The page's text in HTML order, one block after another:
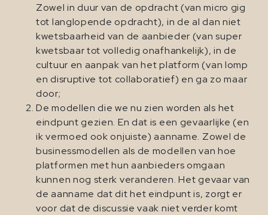
Zowel in duur van de opdracht (van micro gig
tot langlopende opdracht), in de al dan niet
kwetsbaarheid van de aanbieder (van super
kwetsbaar tot volledig onafhankelijk), in de
cultuur en aanpak van het platform (van lomp
en disruptive tot collaboratief) en ga zo maar
door;
De modellen die we nu zien worden als het
eindpunt gezien. En dat is een gevaarlijke (en
ik vermoed ook onjuiste) aanname. Zowel de
businessmodellen als de modellen van hoe
platformen met hun aanbieders omgaan
kunnen nog sterk veranderen. Het gevaar van
de aanname dat dit het eindpunt is, zorgt er
voor dat de discussie vaak niet verder komt